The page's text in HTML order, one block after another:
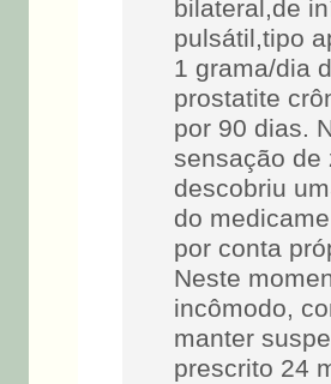
bilateral,de
pulsátil,tipo
1 grama/dia
prostatite
por 90 dias.
sensação de
descobriu
do
por conta
Neste
incômodo,
manter
prescrito 24